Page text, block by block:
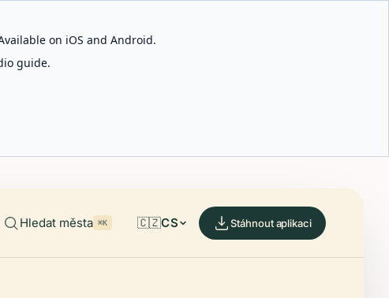
on iOS and Android.
guide.
Hledat města ⌘K 🇨🇿CS Stáhnout aplikaci